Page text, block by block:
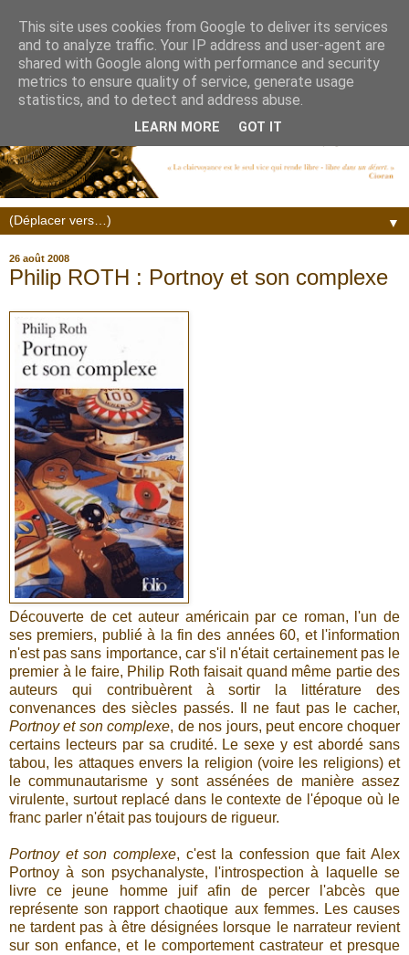
▼
26 août 2008
Philip ROTH : Portnoy et son complexe
Découverte de cet auteur américain par ce roman, l'un de
ses premiers, publié à la fin des années 60, et l'information
n'est pas sans importance, car s'il n'était certainement pas le
premier à le faire, Philip Roth faisait quand même partie des
auteurs qui contribuèrent à sortir la littérature des
convenances des siècles passés. Il ne faut pas le cacher,
Portnoy et son complexe, de nos jours, peut encore choquer
certains lecteurs par sa crudité. Le sexe y est abordé sans
tabou, les attaques envers la religion (voire les religions) et
le communautarisme y sont assénées de manière assez
virulente, surtout replacé dans le contexte de l'époque où le
franc parler n'était pas toujours de rigueur.
Portnoy et son complexe, c'est la confession que fait Alex
Portnoy à son psychanalyste, l'introspection à laquelle se
livre ce jeune homme juif afin de percer l'abcès que
représente son rapport chaotique aux femmes. Les causes
ne tardent pas à être désignées lorsque le narrateur revient
sur son enfance, et le comportement castrateur et presque
This site uses cookies from Google to deliver its services
and to analyze traffic. Your IP address and user-agent are
shared with Google along with performance and security
metrics to ensure quality of service, generate usage
statistics, and to detect and address abuse.
LEARN MORE GOT IT